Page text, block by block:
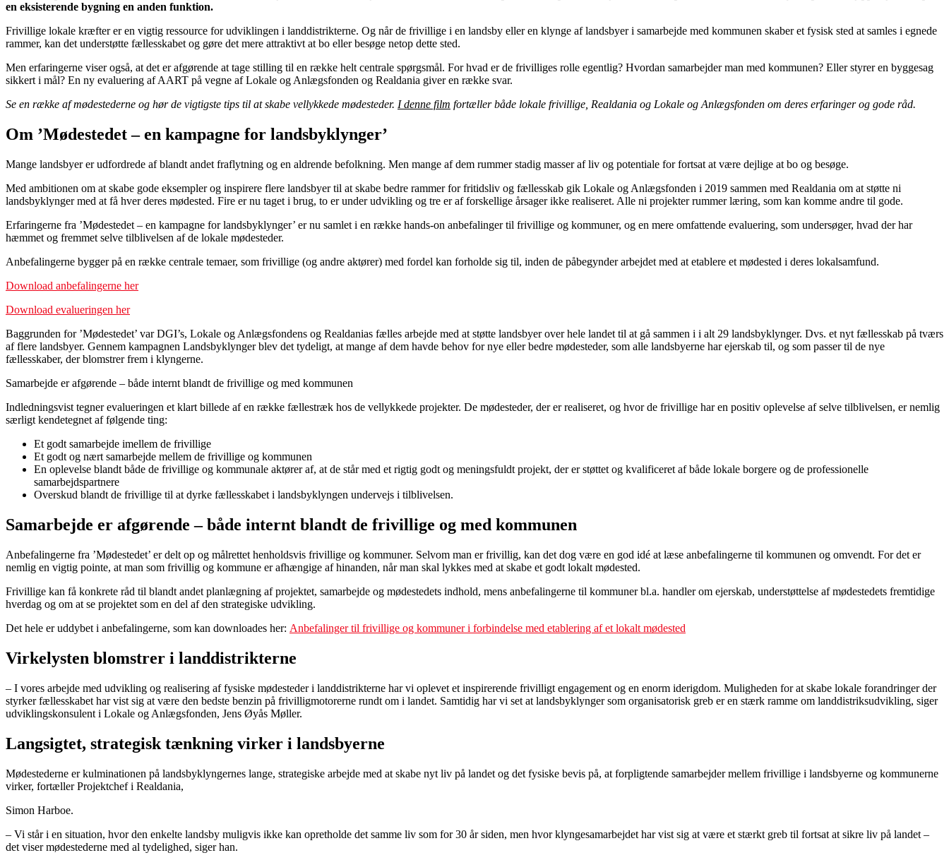
en eksisterende bygning en anden funktion.
Frivillige lokale kræfter er en vigtig ressource for udviklingen i landdistrikterne. Og når de frivillige i en landsby eller en klynge af landsbyer i samarbejde med kommunen skaber et fysisk sted at samles i egnede
rammer, kan det understøtte fællesskabet og gøre det mere attraktivt at bo eller besøge netop dette sted.
Men erfaringerne viser også, at det er afgørende at tage stilling til en række helt centrale spørgsmål. For hvad er de frivilliges rolle egentlig? Hvordan samarbejder man med kommunen? Eller styrer en byggesag
sikkert i mål? En ny evaluering af AART på vegne af Lokale og Anlægsfonden og Realdania giver en række svar.
Se en række af mødestederne og hør de vigtigste tips til at skabe vellykkede mødesteder. I denne film fortæller både lokale frivillige, Realdania og Lokale og Anlægsfonden om deres erfaringer og gode råd.
Om ’Mødestedet – en kampagne for landsbyklynger’
Mange landsbyer er udfordrede af blandt andet fraflytning og en aldrende befolkning. Men mange af dem rummer stadig masser af liv og potentiale for fortsat at være dejlige at bo og besøge.
Med ambitionen om at skabe gode eksempler og inspirere flere landsbyer til at skabe bedre rammer for fritidsliv og fællesskab gik Lokale og Anlægsfonden i 2019 sammen med Realdania om at støtte ni
landsbyklynger med at få hver deres mødested. Fire er nu taget i brug, to er under udvikling og tre er af forskellige årsager ikke realiseret. Alle ni projekter rummer læring, som kan komme andre til gode.
Erfaringerne fra ’Mødestedet – en kampagne for landsbyklynger’ er nu samlet i en række hands-on anbefalinger til frivillige og kommuner, og en mere omfattende evaluering, som undersøger, hvad der har
hæmmet og fremmet selve tilblivelsen af de lokale mødesteder.
Anbefalingerne bygger på en række centrale temaer, som frivillige (og andre aktører) med fordel kan forholde sig til, inden de påbegynder arbejdet med at etablere et mødested i deres lokalsamfund.
Download anbefalingerne her
Download evalueringen her
Baggrunden for ’Mødestedet’ var DGI’s, Lokale og Anlægsfondens og Realdanias fælles arbejde med at støtte landsbyer over hele landet til at gå sammen i i alt 29 landsbyklynger. Dvs. et nyt fællesskab på tværs
af flere landsbyer. Gennem kampagnen Landsbyklynger blev det tydeligt, at mange af dem havde behov for nye eller bedre mødesteder, som alle landsbyerne har ejerskab til, og som passer til de nye
fællesskaber, der blomstrer frem i klyngerne.
Samarbejde er afgørende – både internt blandt de frivillige og med kommunen
Indledningsvist tegner evalueringen et klart billede af en række fællestræk hos de vellykkede projekter. De mødesteder, der er realiseret, og hvor de frivillige har en positiv oplevelse af selve tilblivelsen, er nemlig
særligt kendetegnet af følgende ting:
Et godt samarbejde imellem de frivillige
Et godt og nært samarbejde mellem de frivillige og kommunen
En oplevelse blandt både de frivillige og kommunale aktører af, at de står med et rigtig godt og meningsfuldt projekt, der er støttet og kvalificeret af både lokale borgere og de professionelle
samarbejdspartnere
Overskud blandt de frivillige til at dyrke fællesskabet i landsbyklyngen undervejs i tilblivelsen.
Samarbejde er afgørende – både internt blandt de frivillige og med kommunen
Anbefalingerne fra ’Mødestedet’ er delt op og målrettet henholdsvis frivillige og kommuner. Selvom man er frivillig, kan det dog være en god idé at læse anbefalingerne til kommunen og omvendt. For det er
nemlig en vigtig pointe, at man som frivillig og kommune er afhængige af hinanden, når man skal lykkes med at skabe et godt lokalt mødested.
Frivillige kan få konkrete råd til blandt andet planlægning af projektet, samarbejde og mødestedets indhold, mens anbefalingerne til kommuner bl.a. handler om ejerskab, understøttelse af mødestedets fremtidige
hverdag og om at se projektet som en del af den strategiske udvikling.
Det hele er uddybet i anbefalingerne, som kan downloades her: Anbefalinger til frivillige og kommuner i forbindelse med etablering af et lokalt mødested
Virkelysten blomstrer i landdistrikterne
– I vores arbejde med udvikling og realisering af fysiske mødesteder i landdistrikterne har vi oplevet et inspirerende frivilligt engagement og en enorm iderigdom. Muligheden for at skabe lokale forandringer der
styrker fællesskabet har vist sig at være den bedste benzin på frivilligmotorerne rundt om i landet. Samtidig har vi set at landsbyklynger som organisatorisk greb er en stærk ramme om landdistriksudvikling, siger
udviklingskonsulent i Lokale og Anlægsfonden, Jens Øyås Møller.
Langsigtet, strategisk tænkning virker i landsbyerne
Mødestederne er kulminationen på landsbyklyngernes lange, strategiske arbejde med at skabe nyt liv på landet og det fysiske bevis på, at forpligtende samarbejder mellem frivillige i landsbyerne og kommunerne
virker, fortæller Projektchef i Realdania,
Simon Harboe.
– Vi står i en situation, hvor den enkelte landsby muligvis ikke kan opretholde det samme liv som for 30 år siden, men hvor klyngesamarbejdet har vist sig at være et stærkt greb til fortsat at sikre liv på landet –
det viser mødestederne med al tydelighed, siger han.